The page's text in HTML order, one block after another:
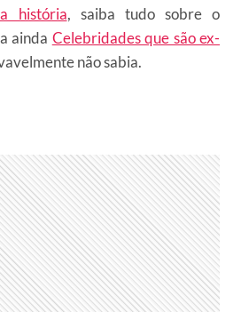
história, saiba tudo sobre o
ainda Celebridades que são ex-
não sabia.